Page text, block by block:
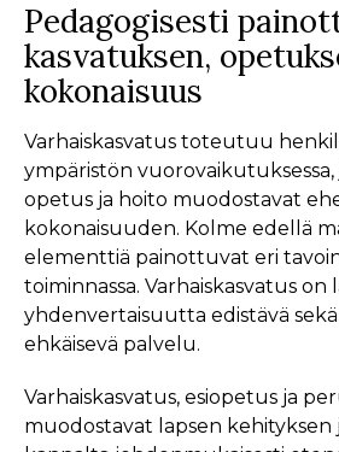
Pedagogisesti
kasvatuksen,
kokonaisuus
Varhaiskasvatus toteutuu
ympäristön vuorovaikutuksessa,
opetus ja hoito muodostavat
kokonaisuuden. Kolme edellä
elementtiä painottuvat eri
toiminnassa. Varhaiskasvatus on
yhdenvertaisuutta edistävä
ehkäisevä palvelu.
Varhaiskasvatus, esiopetus ja
muodostavat lapsen kehityksen